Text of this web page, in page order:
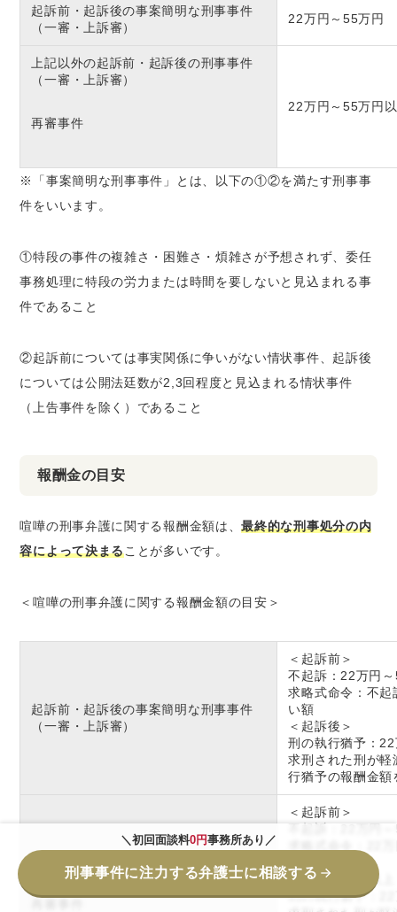
起訴前・起訴後の事案簡明な刑事事件
（一審・上訴審）
22万円～55万円
上記以外の起訴前・起訴後の刑事事件
（一審・上訴審）
再審事件
22万円～55万円
※「事案簡明な刑事事件」とは、以下の①②を満たす刑事事
件をいいます。
①特段の事件の複雑さ・困難さ・煩雑さが予想されず、委任
事務処理に特段の労力または時間を要しないと見込まれる事
件であること
②起訴前については事実関係に争いがない情状事件、起訴後
については公開法廷数が2,3回程度と見込まれる情状事件
（上告事件を除く）であること
報酬金の目安
喧嘩の刑事弁護に関する報酬金額は、最終的な刑事処分の内
容によって決まることが多いです。
＜喧嘩の刑事弁護に関する報酬金額の目安＞
起訴前・起訴後の事案簡明な刑事事件
（一審・上訴審）
＜起訴前＞
不起訴：22万円
求略式命令：不
い額
＜起訴後＞
刑の執行猶予：
求刑された刑が
行猶予の報酬金額
上記以外の起訴前・起訴後の刑事事件
＜起訴前＞
無罪：55万円以上
刑の執行猶予：
＼初回面談料0円事務所あり／
刑事事件に注力する弁護士に相談する